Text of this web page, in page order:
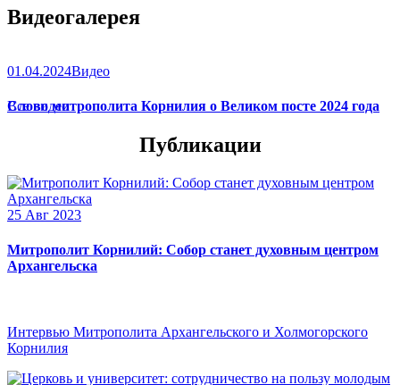
Видеогалерея
01.04.2024Видео
Слово митрополита Корнилия о Великом посте 2024 года
Все видео
Публикации
25 Авг 2023
Митрополит Корнилий: Собор станет духовным центром
Архангельска
Интервью Митрополита Архангельского и Холмогорского
Корнилия